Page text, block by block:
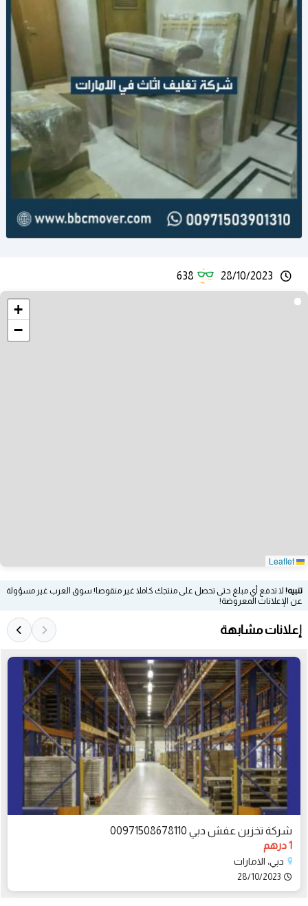
28/10/2023
638
+
−
تنبيه! لا تدفع أي مبلغ حتى تحصل على منتجك كاملا غير منقوصا! سوق العرب غير مسؤولة
عن الإعلانات المعروضة!
إعلانات مشابهة
شركة تخزين عفش دبي 00971508678110
1 درهم
دبي، الامارات
28/10/2023